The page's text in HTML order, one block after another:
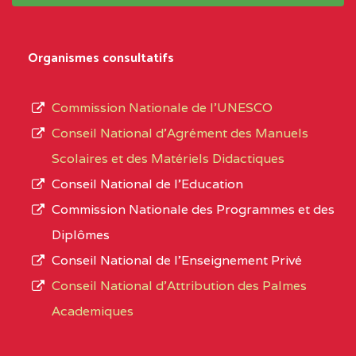
D'ENSEIGNEMENT
PROFESSIONNEL
(CEGEP) STE FOI BP
:4740 YAOUNDE
CENTRE
COLLEGE PANAFRICAIN
DE L'EXCELLENCE BP
CENTRE
COLLEGE PRIVE
type
L’offre
d’éducation
de
Organismes consultatifs
Commission Nationale de l’UNESCO
Conseil National d’Agrément des Manuels
Scolaires et des Matériels Didactiques
Conseil National de l’Education
Commission Nationale des Programmes et des
Diplômes
Conseil National de l’Enseignement Privé
Conseil National d'Attribution des Palmes
Academiques